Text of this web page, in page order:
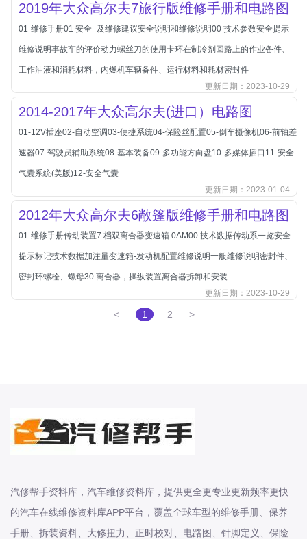
长安-睿行
长安-跨越
D
DS
DS
DS-进口
东南
东风富康
东风小康
东风景逸
东风纳米
东风股份
东风菱智
东风轻型新能源
东风风光
大众-上汽大众
大力牛魔王
大通
2019年大众高尔夫7旅行版维修手册和电路图
01-维修手册01 安全- 及维修建议安全说明和维修说明00 技术参数安全提示
维修说明事故车的评价动力螺丝刀的使用卡环在制冷剂回路上的作业备件、
工作油液和消耗材料，内燃机车辆备件、运行材料和耗材密封件
更新日期：2023-10-29
2014-2017年大众高尔夫(进口）电路图
01-12V插座02-自动空调03-便捷系统04-保险丝配置05-倒车摄像机06-前轴差
速器07-驾驶员辅助系统08-基本装备09-多功能方向盘10-多媒体插口11-安全
气囊系统(美版)12-安全气囊
更新日期：2023-01-04
2012年大众高尔夫6敞篷版维修手册和电路图
01-维修手册传动装置7 档双离合器变速箱 0AM00 技术数据传动系一览安全
提示标记技术数据加注量变速箱-发动机配置维修说明一般维修说明密封件、
密封环螺栓、螺母30 离合器，操纵装置离合器拆卸和安装
更新日期：2023-10-29
< 1 2 >
汽修帮手资料库，汽车维修资料库，提供更全更专业更新频率更快
的汽车在线维修资料库APP平台，覆盖全球车型的维修手册、保养
手册、拆装资料、大修扭力、正时校对、电路图、针脚定义、保险